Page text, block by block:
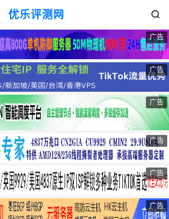
优乐评测网 
广告
广告
广告
广告
广告
广告